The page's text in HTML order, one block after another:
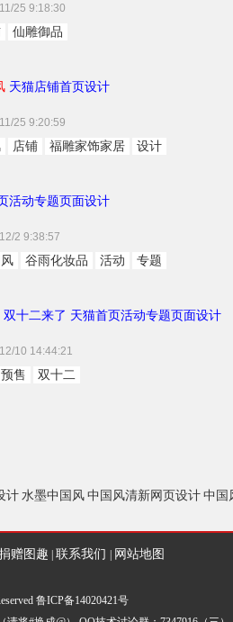
25 9:18:30
仙雕御品
天猫店铺首页设计
25 9:20:59
店铺 福雕家饰家居 设计
活动专题页面设计
2 9:38:57
谷雨化妆品 活动 专题
双十二来了 天猫首页活动专题页面设计
10 14:44:21
预售 双十二
计 水墨中国风 中国风清新网页设计 中国
赠图趣 联系我们 网站地图
鲁ICP备14020421号